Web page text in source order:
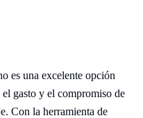
es una excelente opción
gasto y el compromiso de
Con la herramienta de